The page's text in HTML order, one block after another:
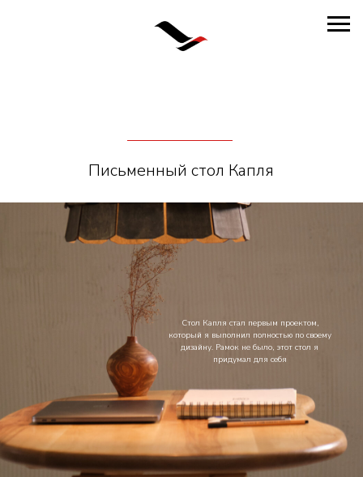
Письменный стол Капля
Стол Капля стал первым проектом,
который я выполнил полностью по своему
дизайну. Рамок не было, этот стол я
придумал для себя